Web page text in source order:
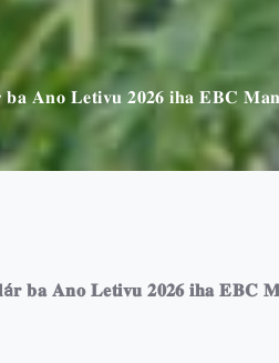
𝐛𝐚 𝐀𝐧𝐨 𝐋𝐞𝐭𝐢𝐯𝐮 𝟐𝟎𝟐𝟔 𝐢𝐡𝐚 𝐄𝐁𝐂
𝐛𝐚 𝐀𝐧𝐨 𝐋𝐞𝐭𝐢𝐯𝐮 𝟐𝟎𝟐𝟔 𝐢𝐡𝐚 𝐄𝐁𝐂